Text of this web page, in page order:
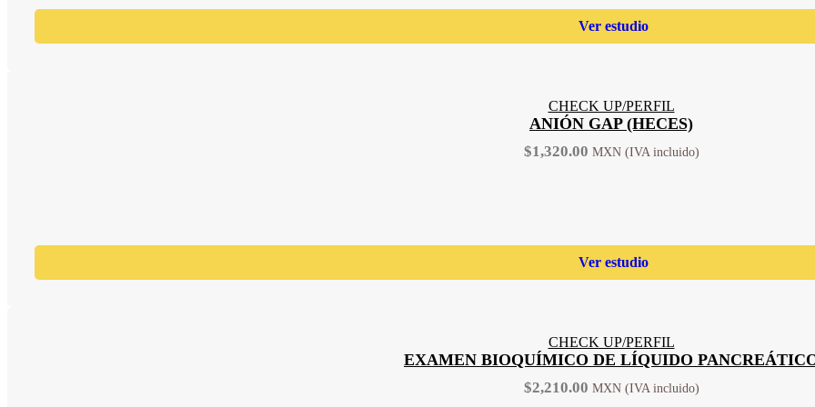
Ver estudio
CHECK UP/PERFIL
ANIÓN GAP (HECES)
$1,320.00
Ver estudio
CHECK UP/PERFIL
EXAMEN BIOQUÍMICO DE LÍQUIDO
$2,210.00